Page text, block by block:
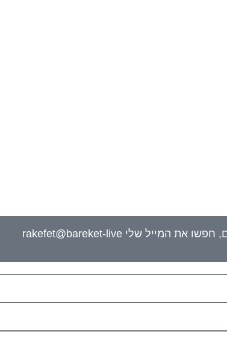
להצטרפות לזום וקבלת הקלטה לחצו כאן - שימו לב קישור ישלח אליכם למייל מיד עם התשלום, חפשו את המייל שלי rakefet@bareket-live